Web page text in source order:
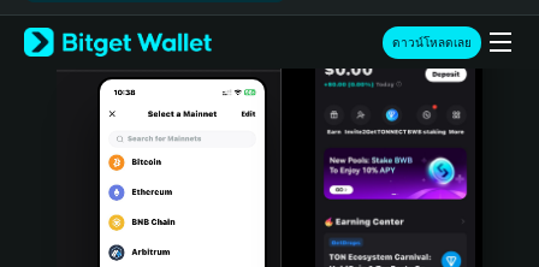
Español (Latinoamérica)
Türkçe
Italiano
Português (Portugal)
Bahasa Indonesia
ดาวน์โหลดเลย